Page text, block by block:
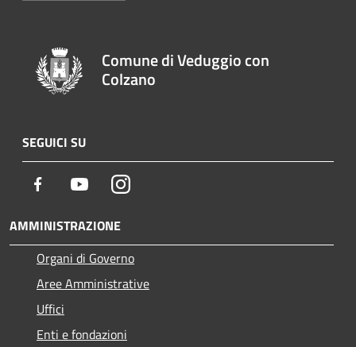
Comune di Veduggio con
Colzano
SEGUICI SU
Facebook YoutubeInstagram
AMMINISTRAZIONE
Organi di Governo
Aree Amministrative
Uffici
Enti e fondazioni